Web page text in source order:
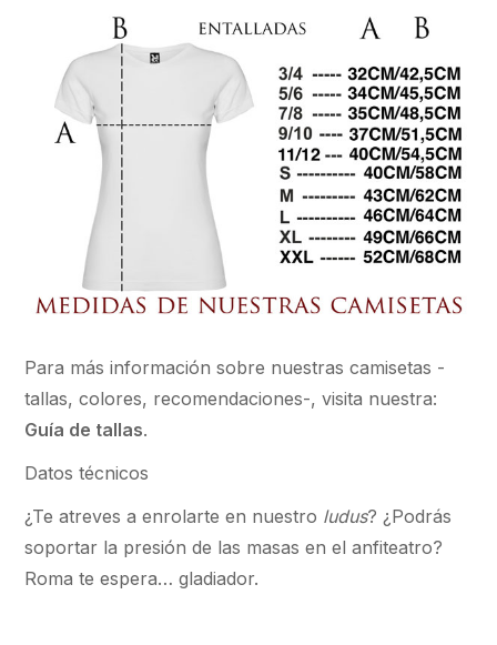
Para más información sobre nuestras camisetas -
tallas, colores, recomendaciones-, visita nuestra:
Guía de tallas.
Datos técnicos
¿Te atreves a enrolarte en nuestro ludus? ¿Podrás
soportar la presión de las masas en el anfiteatro?
Roma te espera… gladiador.